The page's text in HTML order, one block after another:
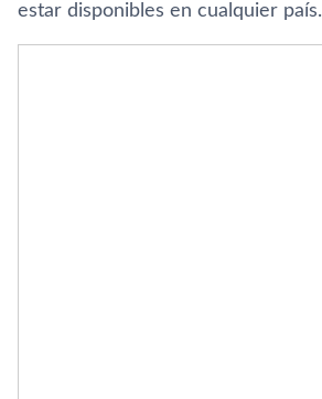
estar disponibles en cualquier país.